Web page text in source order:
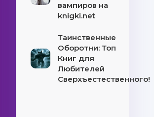
вампиров на
knigki.net
Таинственные
Оборотни: Топ
Книг для
Любителей
Сверхъестественного!